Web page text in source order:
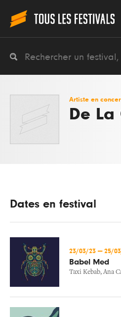
Artiste en
De La
Dates en festival
23/03/23 — 25/
Babel Med
Taxi Kebab, Ana